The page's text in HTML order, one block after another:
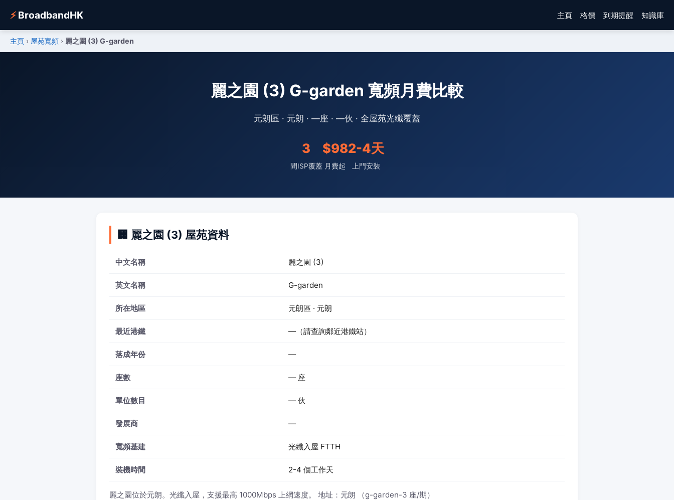
⚡BroadbandHK 主頁 格價 到期提醒 知識庫
主頁 › 屋苑寬頻 › 麗之園 (3) G-garden
麗之園 (3) G-garden 寬頻月費比較
元朗區 · 元朗 · —座 · —伙 · 全屋苑光纖覆蓋
3
間ISP覆蓋
$98
月費起
2-4天
上門安裝
🏢 麗之園 (3) 屋苑資料
中文名稱 麗之園 (3)
英文名稱 G-garden
所在地區 元朗區 · 元朗
最近港鐵 —（請查詢鄰近港鐵站）
落成年份 —
座數 — 座
單位數目 — 伙
發展商 —
寬頻基建 光纖入屋 FTTH
裝機時間 2-4 個工作天
麗之園位於元朗。光纖入屋，支援最高 1000Mbps 上網速度。 地址：元朗 （g-garden-3 座/期）